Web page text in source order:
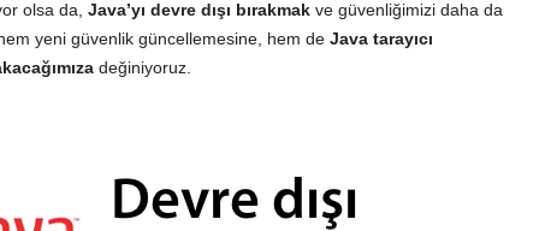
olsa da, Java’yı devre dışı bırakmakve güvenliğimizi daha da
yeni güvenlik güncellemesine, hem de Java tarayıcı
değiniyoruz.